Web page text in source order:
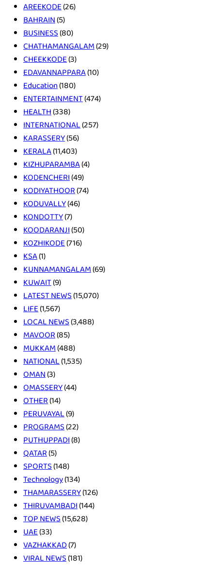
AREEKODE(26)
BAHRAIN(5)
BUSINESS(80)
CHATHAMANGALAM(29)
CHEEKKODE(3)
EDAVANNAPPARA(10)
Education(180)
ENTERTAINMENT(474)
HEALTH(338)
INTERNATIONAL(257)
KARASSERY(56)
KERALA(11,403)
KIZHUPARAMBA(4)
KODENCHERI(49)
KODIYATHOOR(74)
KODUVALLY(46)
KONDOTTY(7)
KOODARANJI(50)
KOZHIKODE(716)
KSA(1)
KUNNAMANGALAM(69)
KUWAIT(9)
LATEST NEWS(15,070)
LIFE(1,567)
LOCAL NEWS(3,488)
MAVOOR(85)
MUKKAM(488)
NATIONAL(1,535)
OMAN(3)
OMASSERY(44)
OTHER(14)
PERUVAYAL(9)
PROGRAMS(22)
PUTHUPPADI(8)
QATAR(5)
SPORTS(148)
Technology(134)
THAMARASSERY(126)
THIRUVAMBADI(144)
TOP NEWS(15,628)
UAE(33)
VAZHAKKAD(7)
VIRAL NEWS(181)